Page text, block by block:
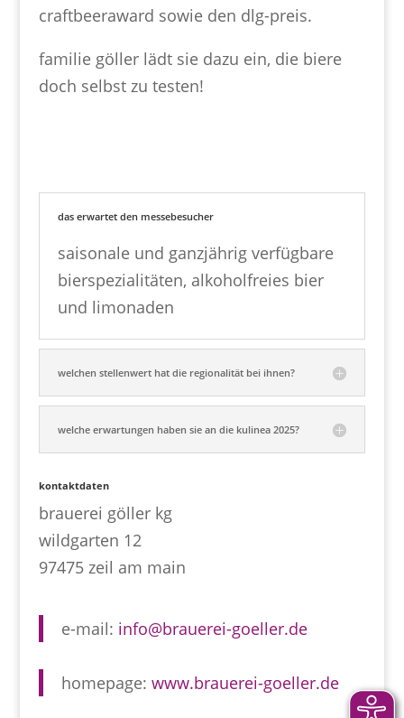
craftbeeraward sowie den dlg-preis.
familie göller lädt sie dazu ein, die biere
doch selbst zu testen!
das erwartet den messebesucher
saisonale und ganzjährig verfügbare
bierspezialitäten, alkoholfreies bier
und limonaden
welchen stellenwert hat die regionalität bei ihnen?
welche erwartungen haben sie an die kulinea 2025?
kontaktdaten
brauerei göller kg
wildgarten 12
97475 zeil am main
e-mail: info@brauerei-goeller.de
homepage: www.brauerei-goeller.de